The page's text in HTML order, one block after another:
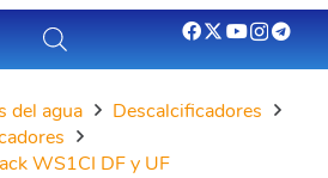
del agua
Descalcificadores
WS1CI DF y UF